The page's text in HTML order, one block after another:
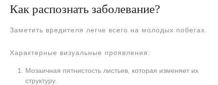
Как распознать заболевание?
Заметить вредителя легче всего на молодых побегах.
Характерные визуальные проявления:
Мозаичная пятнистость листьев, которая изменяет их
структуру.